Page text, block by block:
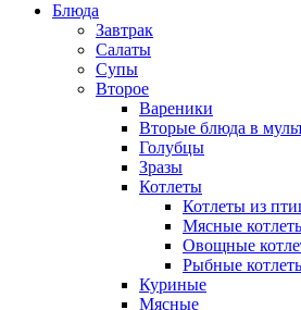
Блюда
Завтрак
Салаты
Супы
Второе
Вареники
Вторые блюда в
Голубцы
Зразы
Котлеты
Котлеты из
Мясные
Овощные
Рыбные
Куриные
Мясные